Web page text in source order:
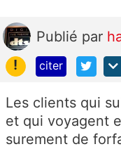
Publié par
!
citer
Les clients qui
et qui voyagent
surement de